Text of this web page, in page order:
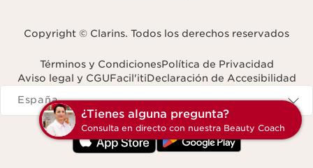
¿Tienes alguna pregunta?
Consulta en directo con nuestra Beauty Coach
Copyright © Clarins. Todos los derechos reservados
Términos y CondicionesPolítica de Privacidad
Aviso legal y CGUFacil'itiDeclaración de Accesibilidad
Navigates to
España